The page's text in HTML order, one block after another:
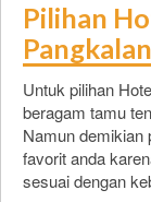
Pilihan
Untuk pilihan
beragam tamu
Namun demikian
favorit anda
sesuai dengan